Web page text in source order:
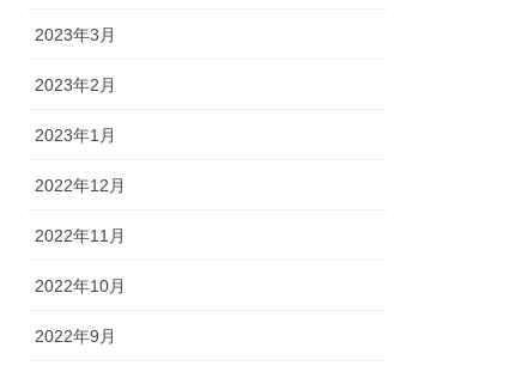
2023年3月
2023年2月
2023年1月
2022年12月
2022年11月
2022年10月
2022年9月